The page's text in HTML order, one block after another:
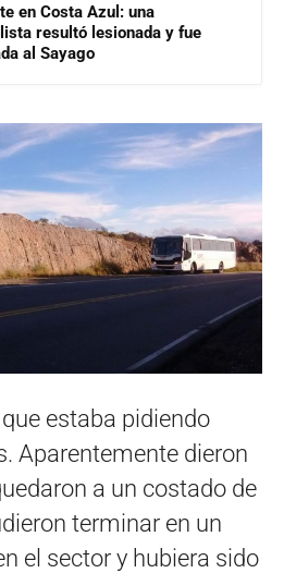
en Costa Azul: una
resultó lesionada y fue
al Sayago
estaba pidiendo
Aparentemente dieron
a un costado de
terminar en un
el sector y hubiera sido